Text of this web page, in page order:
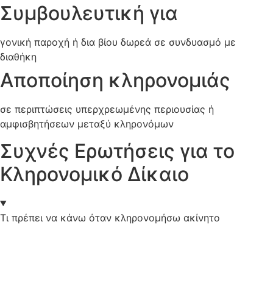
Συμβουλευτική για
γονική παροχή ή δια βίου δωρεά σε συνδυασμό με
διαθήκη
Αποποίηση κληρονομιάς
σε περιπτώσεις υπερχρεωμένης περιουσίας ή
αμφισβητήσεων μεταξύ κληρονόμων
Συχνές Ερωτήσεις για το
Κληρονομικό Δίκαιο
Τι πρέπει να κάνω όταν κληρονομήσω ακίνητο